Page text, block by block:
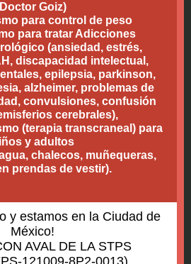
Doctor Goiz)
para control de peso
para tratar Adicciones
(ansiedad, estrés,
discapacidad intelectual,
epilepsia, parkinson,
alzheimer, problemas de
convulsiones, confusión
cerebrales),
(terapia transcraneal) para
y adultos
chalecos, muñequeras,
prendas de vestir).
y estamos en la Ciudad de
México!
AVAL DE LA STPS
121009-8P2-0013)